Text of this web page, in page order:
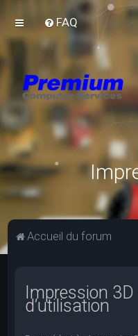
FAQ
Accueil du forum
Impression
d’utilisation